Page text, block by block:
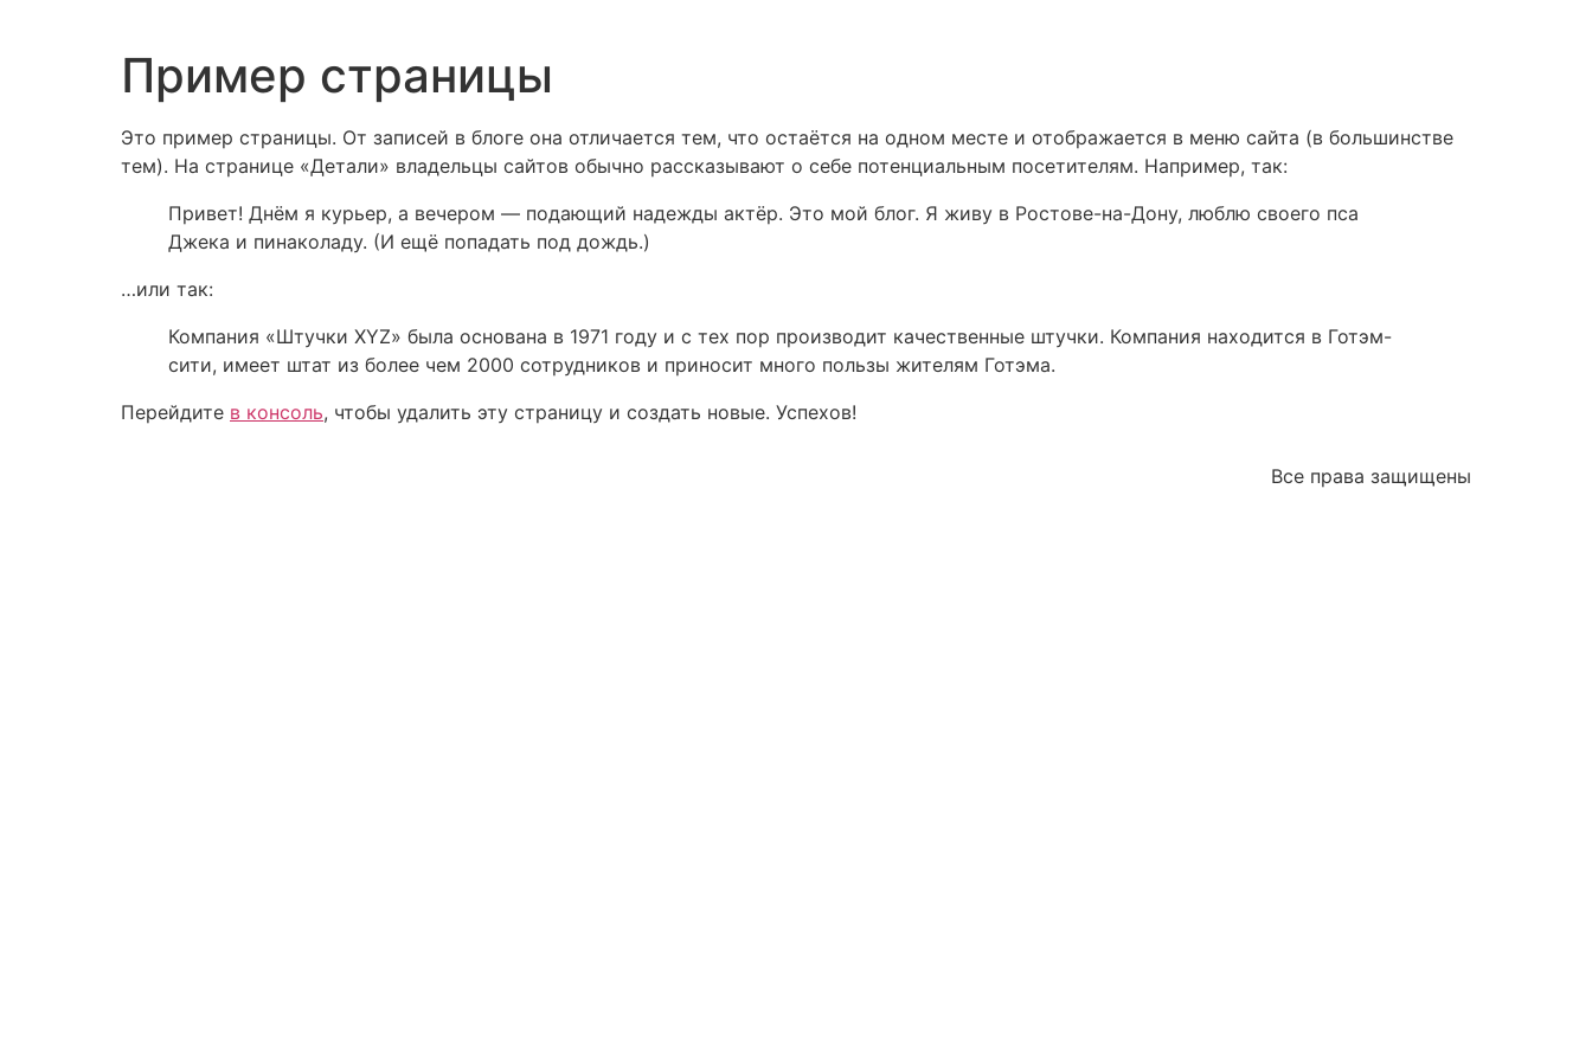
Пример страницы
Это пример страницы. От записей в блоге она отличается тем, что остаётся на одном месте и отображается в меню сайта (в большинстве
тем). На странице «Детали» владельцы сайтов обычно рассказывают о себе потенциальным посетителям. Например, так:
Привет! Днём я курьер, а вечером — подающий надежды актёр. Это мой блог. Я живу в Ростове-на-Дону, люблю своего пса
Джека и пинаколаду. (И ещё попадать под дождь.)
…или так:
Компания «Штучки XYZ» была основана в 1971 году и с тех пор производит качественные штучки. Компания находится в Готэм-
сити, имеет штат из более чем 2000 сотрудников и приносит много пользы жителям Готэма.
Перейдите в консоль, чтобы удалить эту страницу и создать новые. Успехов!
Все права защищены